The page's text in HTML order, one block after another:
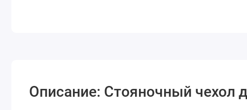
Описание: Стояночный чехол